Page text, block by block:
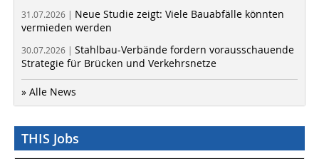
31.07.2026 | Neue Studie zeigt: Viele Bauabfälle könnten
vermieden werden
30.07.2026 | Stahlbau-Verbände fordern vorausschauende
Strategie für Brücken und Verkehrsnetze
» Alle News
THIS Jobs